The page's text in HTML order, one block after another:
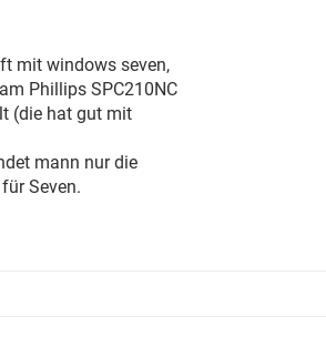
mit windows seven,
Phillips SPC210NC
(die hat gut mit
mann nur die
Seven.